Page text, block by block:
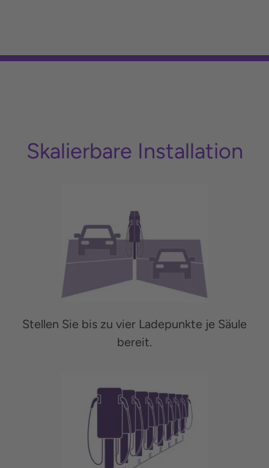
Skalierbare Installation
Stellen Sie bis zu vier Ladepunkte je Säule
bereit.